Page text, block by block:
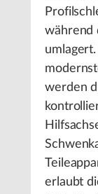
während
werden
erlaubt